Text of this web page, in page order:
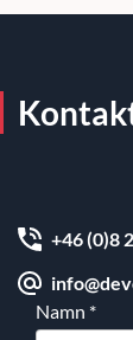
+46 (0)8
Namn *